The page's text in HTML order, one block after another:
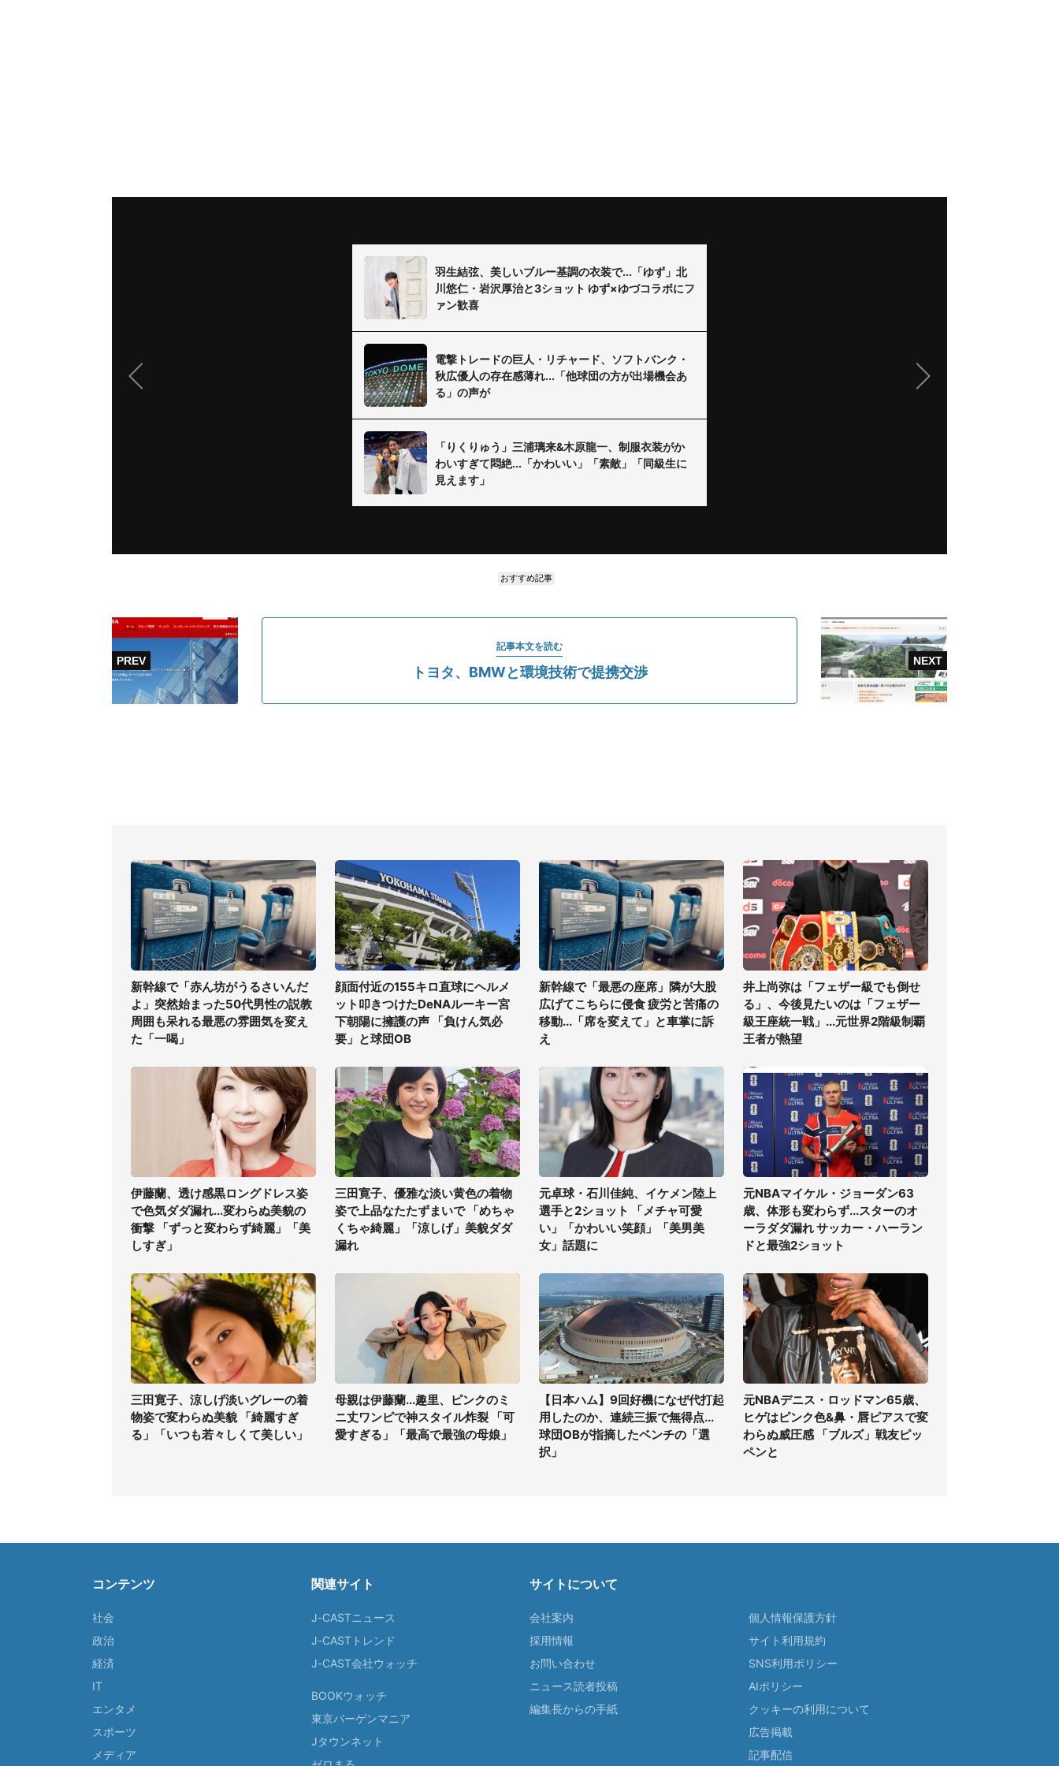
羽生結弦、美しいブルー基調の衣装で...「ゆず」北
川悠仁・岩沢厚治と3ショット ゆず×ゆづコラボにフ
ァン歓喜
電撃トレードの巨人・リチャード、ソフトバンク・
秋広優人の存在感薄れ...「他球団の方が出場機会あ
る」の声が
「りくりゅう」三浦璃来&木原龍一、制服衣装がか
わいすぎて悶絶...「かわいい」「素敵」「同級生に
見えます」
おすすめ記事
記事本文を読む
トヨタ、BMWと環境技術で提携交渉
新幹線で「赤ん坊がうるさいんだ
よ」突然始まった50代男性の説教
周囲も呆れる最悪の雰囲気を変え
た「一喝」
顔面付近の155キロ直球にヘルメ
ット叩きつけたDeNAルーキー宮
下朝陽に擁護の声 「負けん気必
要」と球団OB
新幹線で「最悪の座席」隣が大股
広げてこちらに侵食 疲労と苦痛の
移動...「席を変えて」と車掌に訴
え
井上尚弥は「フェザー級でも倒せ
る」、今後見たいのは「フェザー
級王座統一戦」...元世界2階級制覇
王者が熱望
伊藤蘭、透け感黒ロングドレス姿
で色気ダダ漏れ...変わらぬ美貌の
衝撃 「ずっと変わらず綺麗」「美
しすぎ」
三田寛子、優雅な淡い黄色の着物
姿で上品なたたずまいで 「めちゃ
くちゃ綺麗」「涼しげ」美貌ダダ
漏れ
元卓球・石川佳純、イケメン陸上
選手と2ショット 「メチャ可愛
い」「かわいい笑顔」「美男美
女」話題に
元NBAマイケル・ジョーダン63
歳、体形も変わらず...スターのオ
ーラダダ漏れ サッカー・ハーラン
ドと最強2ショット
三田寛子、涼しげ淡いグレーの着
物姿で変わらぬ美貌 「綺麗すぎ
る」「いつも若々しくて美しい」
母親は伊藤蘭...趣里、ピンクのミ
ニ丈ワンピで神スタイル炸裂 「可
愛すぎる」「最高で最強の母娘」
【日本ハム】9回好機になぜ代打起
用したのか、連続三振で無得点...
球団OBが指摘したベンチの「選
択」
元NBAデニス・ロッドマン65歳、
ヒゲはピンク色&鼻・唇ピアスで変
わらぬ威圧感 「ブルズ」戦友ピッ
ペンと
コンテンツ
社会
政治
経済
IT
エンタメ
スポーツ
メディア
関連サイト
J-CASTニュース
J-CASTトレンド
J-CAST会社ウォッチ
BOOKウォッチ
東京バーゲンマニア
Jタウンネット
サイトについて
会社案内
採用情報
お問い合わせ
ニュース読者投稿
編集長からの手紙
個人情報保護方針
サイト利用規約
SNS利用ポリシー
AIポリシー
クッキーの利用について
広告掲載
記事配信